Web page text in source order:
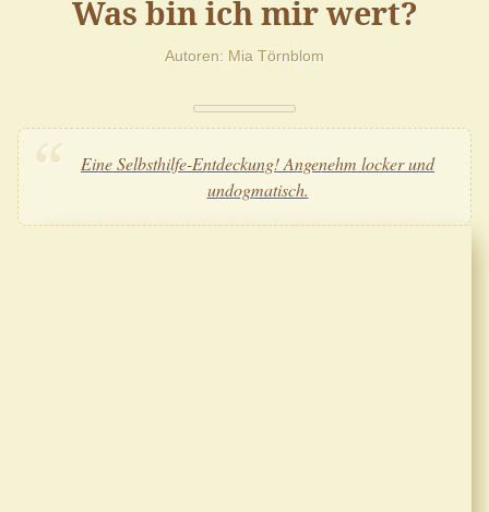
Was bin ich mir wert?
Autoren Mia Törnblom
Eine Selbsthilfe-Entdeckung! Angenehm locker und
undogmatisch.